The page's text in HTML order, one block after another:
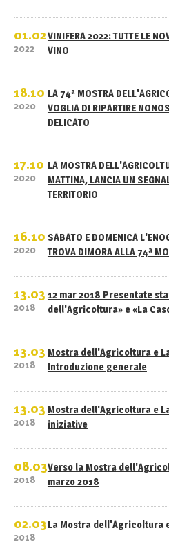
01.02
2022
VINIFERA 2022: TUTTE LE
VINO
18.10
2020
LA 74ª MOSTRA
VOGLIA DI RIPARTIRE
DELICATO
17.10
2020
LA MOSTRA
MATTINA, LANCIA UN
TERRITORIO
16.10
2020
SABATO E DOMENICA
TROVA DIMORA ALLA 74ª
13.03
2018
12 mar 2018 Presentate
dell'Agricoltura» e «La
13.03
2018
Mostra dell'Agricoltura e
Introduzione generale
13.03
2018
Mostra dell'Agricoltura e
iniziative
08.03
2018
Verso la Mostra
marzo 2018
02.03
2018
La Mostra dell'Agricoltura